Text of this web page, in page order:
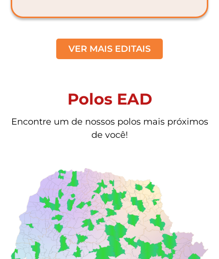
VER MAIS EDITAIS
Polos EAD
Encontre um de nossos polos mais próximos
de você!